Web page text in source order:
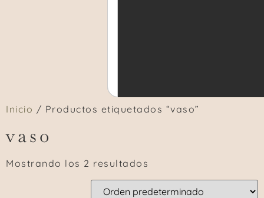
Inicio / Productos etiquetados “vaso”
vaso
Mostrando los 2 resultados